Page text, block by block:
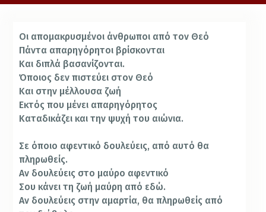
Οι απομακρυσμένοι άνθρωποι από τον Θεό
Πάντα απαρηγόρητοι βρίσκονται
Και διπλά βασανίζονται.
Όποιος δεν πιστεύει στον Θεό
Και στην μέλλουσα ζωή
Εκτός που μένει απαρηγόρητος
Καταδικάζει και την ψυχή του αιώνια.
Σε όποιο αφεντικό δουλεύεις, από αυτό θα
πληρωθείς.
Αν δουλεύεις στο μαύρο αφεντικό
Σου κάνει τη ζωή μαύρη από εδώ.
Αν δουλεύεις στην αμαρτία, θα πληρωθείς από